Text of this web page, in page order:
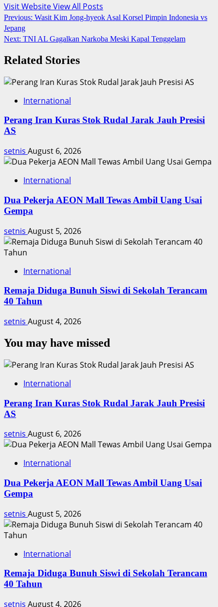
Visit WebsiteView All Posts
Post
navigation
Previous: Wasit Kim Jong-hyeok Asal Korsel Pimpin Indonesia vs
Jepang
Next: TNI AL Gagalkan Narkoba Meski Kapal Tenggelam
Related Stories
International
Perang Iran Kuras Stok Rudal Jarak Jauh Presisi
AS
setnis August 6, 2026
International
Dua Pekerja AEON Mall Tewas Ambil Uang Usai
Gempa
setnis August 5, 2026
International
Remaja Diduga Bunuh Siswi di Sekolah Terancam
40 Tahun
setnis August 4, 2026
You may have missed
International
Perang Iran Kuras Stok Rudal Jarak Jauh Presisi
AS
setnis August 6, 2026
International
Dua Pekerja AEON Mall Tewas Ambil Uang Usai
Gempa
setnis August 5, 2026
International
Remaja Diduga Bunuh Siswi di Sekolah Terancam
40 Tahun
setnis August 4, 2026